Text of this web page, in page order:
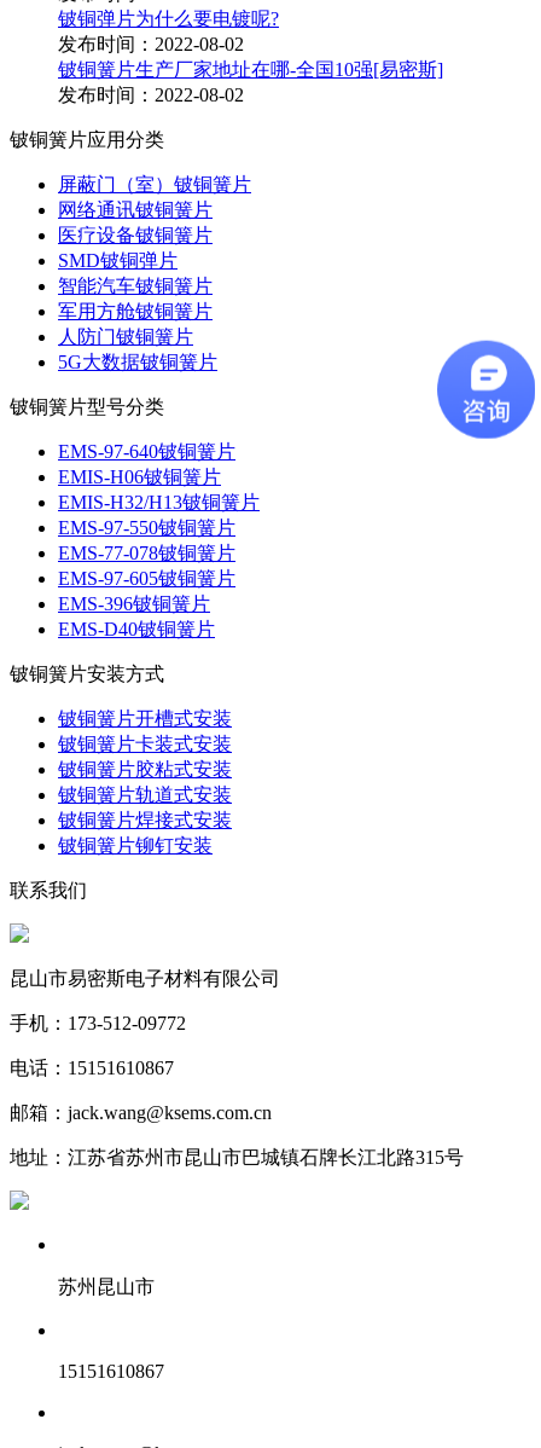
铍铜弹片为什么要电镀呢?
发布时间：2022-08-02
铍铜簧片生产厂家地址在哪-全国10强[易密斯]
发布时间：2022-08-02
铍铜簧片应用分类
屏蔽门（室）铍铜簧片
网络通讯铍铜簧片
医疗设备铍铜簧片
SMD铍铜弹片
智能汽车铍铜簧片
军用方舱铍铜簧片
人防门铍铜簧片
5G大数据铍铜簧片
铍铜簧片型号分类
EMS-97-640铍铜簧片
EMIS-H06铍铜簧片
EMIS-H32/H13铍铜簧片
EMS-97-550铍铜簧片
EMS-77-078铍铜簧片
EMS-97-605铍铜簧片
EMS-396铍铜簧片
EMS-D40铍铜簧片
铍铜簧片安装方式
铍铜簧片开槽式安装
铍铜簧片卡装式安装
铍铜簧片胶粘式安装
铍铜簧片轨道式安装
铍铜簧片焊接式安装
铍铜簧片铆钉安装
联系我们
昆山市易密斯电子材料有限公司
手机：173-512-09772
电话：15151610867
邮箱：jack.wang@ksems.com.cn
地址：江苏省苏州市昆山市巴城镇石牌长江北路315号
苏州昆山市
15151610867